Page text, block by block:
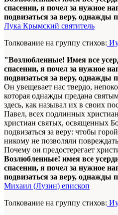
спасении, я почел за нужное
подвизаться за веру, однажды
Лука Крымский святитель
Толкование на группу стихов:
"Возлюбленные! Имея все
спасении, я почел за нужное
подвизаться за веру,
Он увещевает нас твердо,
которая однажды предана
здесь, как называл их в своих
Павел, всех подлинных
христиан святых, освященных
подвизаться за веру: чтобы
никому не позволяли
Почему он предостерегает
Возлюбленные! имея все
спасении, я почел за нужное
подвизаться за веру, однажды
Михаил (Лузин) епископ
Толкование на группу стихов: